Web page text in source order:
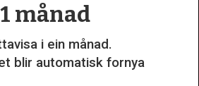
månad
i ein månad.
blir automatisk fornya